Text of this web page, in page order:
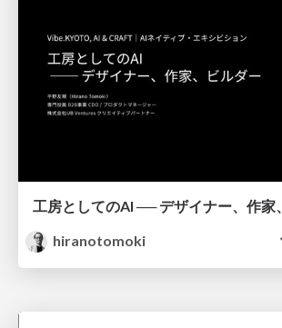
工房としてのAI ── デザイナー、作家
hiranotomoki